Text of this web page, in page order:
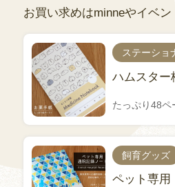
お買い求めはminneやイベン
ステーショ
ハムスター
たっぷり48ペ
飼育グッズ
ペット専